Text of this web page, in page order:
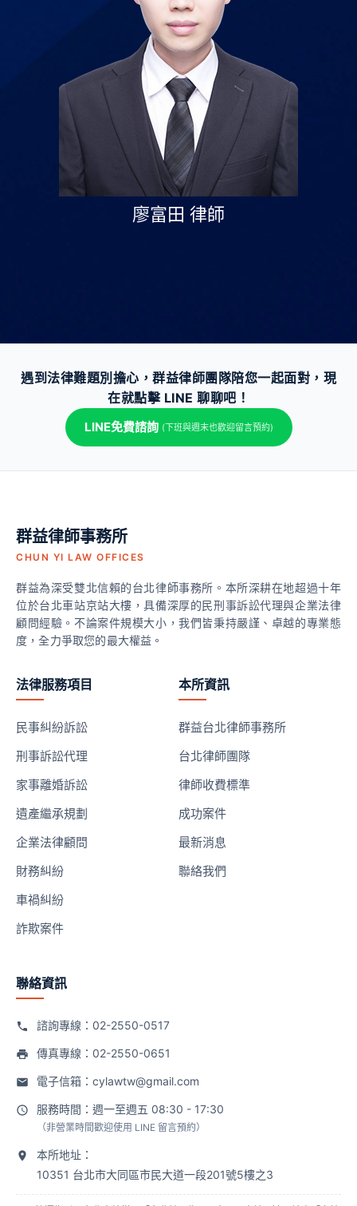
廖富田 律師
遇到法律難題別擔心，群益律師團隊陪您一起面對，現
在就點擊 LINE 聊聊吧！
LINE免費諮詢 (下班與週末也歡迎留言預約)
群益律師事務所
CHUN YI LAW OFFICES
群益為深受雙北信賴的台北律師事務所。本所深耕在地超過十年
位於台北車站京站大樓，具備深厚的民刑事訴訟代理與企業法律
顧問經驗。不論案件規模大小，我們皆秉持嚴謹、卓越的專業態
度，全力爭取您的最大權益。
法律服務項目
民事糾紛訴訟
刑事訴訟代理
家事離婚訴訟
遺產繼承規劃
企業法律顧問
財務糾紛
車禍糾紛
詐欺案件
本所資訊
群益台北律師事務所
台北律師團隊
律師收費標準
成功案件
最新消息
聯絡我們
聯絡資訊
諮詢專線： 02-2550-0517
傳真專線：02-2550-0651
電子信箱： cylawtw@gmail.com
服務時間：週一至週五 08:30 - 17:30
（非營業時間歡迎使用 LINE 留言預約）
本所地址：
10351 台北市大同區市民大道一段201號5樓之3